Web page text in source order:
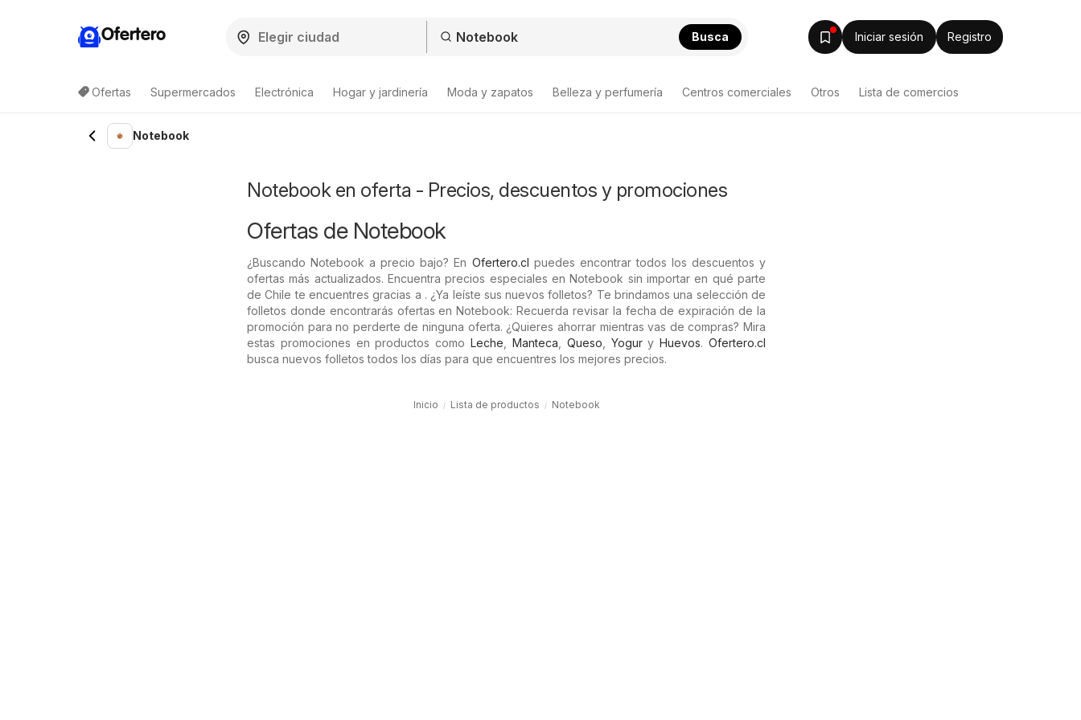
Ofertero Busca Iniciar sesión Registro
Ofertas Supermercados Electrónica Hogar y jardinería Moda y zapatos Belleza y perfumería Centros comerciales Otros Lista de comercios
Lista de productos
Notebook
Notebook en oferta - Precios, descuentos y promociones
Ofertas de Notebook
¿Buscando Notebook a precio bajo? En Ofertero.cl puedes encontrar todos los descuentos y
ofertas más actualizados. Encuentra precios especiales en Notebook sin importar en qué parte
de Chile te encuentres gracias a . ¿Ya leíste sus nuevos folletos? Te brindamos una selección de
folletos donde encontrarás ofertas en Notebook: Recuerda revisar la fecha de expiración de la
promoción para no perderte de ninguna oferta. ¿Quieres ahorrar mientras vas de compras? Mira
estas promociones en productos comoLeche Manteca Queso YoguryHuevos.Ofertero.cl
busca nuevos folletos todos los días para que encuentres los mejores precios.
Inicio Lista de productos Notebook